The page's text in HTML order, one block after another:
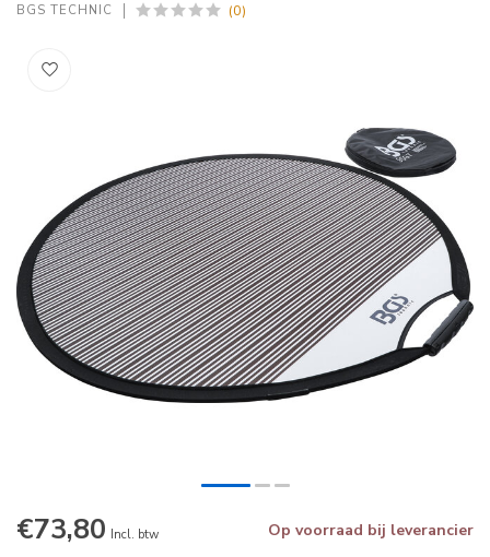
BGS TECHNIC (0)
€73,80 Incl. btw Op voorraad bij leverancier